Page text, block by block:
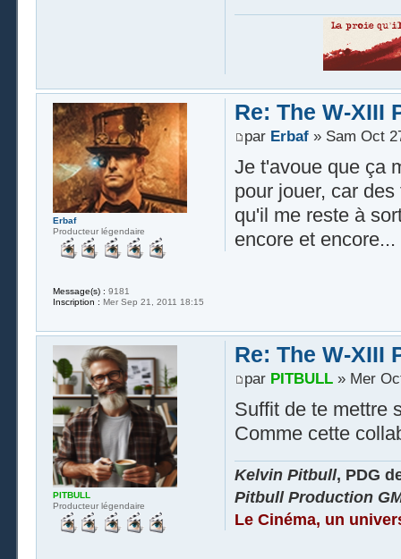
Re: The W-XIII
par Erbaf» Sam Oct
Je t'avoue que ça
pour jouer, car
qu'il me reste à
encore et encore...
Erbaf
Producteur légendaire
Message(s) : 9181
Inscription : Mer Sep 21, 2011 18:15
Re: The W-XIII
par PITBULL» Mer
Suffit de te mettre
Comme cette
Kelvin Pitbull, PDG
Pitbull Production
Le Cinéma, un
PITBULL
Producteur légendaire